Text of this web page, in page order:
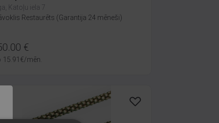
Katoļu iela 7
Restaurēts (Garantija 24 mēneši)
€
15.91 €/mēn.